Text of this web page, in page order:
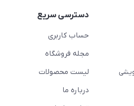
دسترسی سریع
حساب کاربری
مجله فروشگاه
لیست محصولات
درباره ما